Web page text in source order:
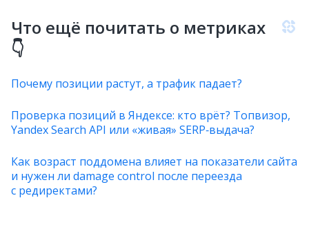
Что ещё почитать о метриках
👇
Почему позиции растут, а трафик падает?
Проверка позиций в Яндексе: кто врёт? Топвизор,
Yandex Search API или «живая» SERP‑выдача?
Как возраст поддомена влияет на показатели сайта
и нужен ли damage control после переезда
с редиректами?